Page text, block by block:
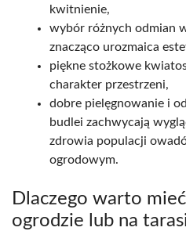
kwitnienie,
wybór różnych odmian
znacząco urozmaica
piękne stożkowe
charakter przestrzeni,
dobre pielęgnowanie i
budlei zachwycają
zdrowia populacji
ogrodowym.
Dlaczego warto
ogrodzie lub na